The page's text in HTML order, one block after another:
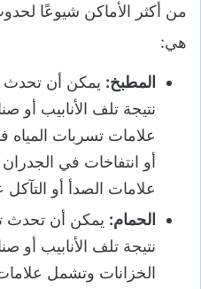
من أكثر الأماكن شيوعًا
هي:
المطبخ: يمكن أن تحدث
نتيجة تلف الأنابيب أو
علامات تسربات
أو انتفاخات في
علامات الصدأ أو التآكل
الحمام: يمكن أن تحدث
نتيجة تلف الأنابيب أو
الخزانات وتشمل